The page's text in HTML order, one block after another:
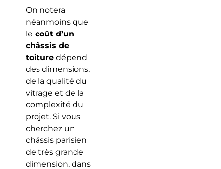
On notera
néanmoins que
le coût d’un
châssis de
toituredépend
des dimensions,
de la qualité du
vitrage et de la
complexité du
projet. Si vous
cherchez un
châssis parisien
de très grande
dimension, dans